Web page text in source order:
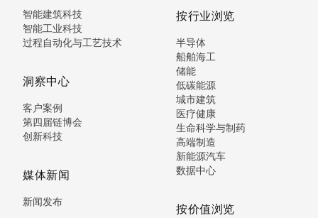
智能建筑科技
智能工业科技
过程自动化与工艺技术
洞察中心
客户案例
第四届链博会
创新科技
媒体新闻
新闻发布
按行业浏览
半导体
船舶海工
储能
低碳能源
城市建筑
医疗健康
生命科学与制药
高端制造
新能源汽车
数据中心
按价值浏览